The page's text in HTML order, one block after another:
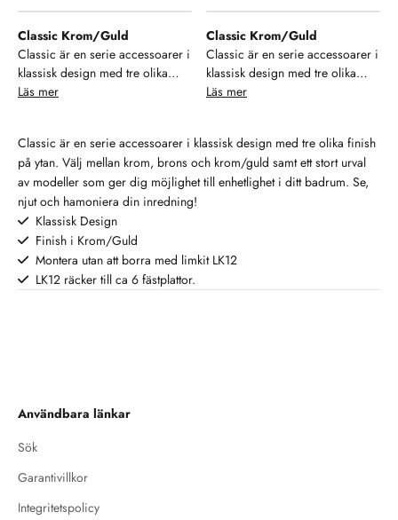
stort urval av modeller som ger
dig möjlighet till enhetlighet i ditt
badrum. Se, njut och hamoniera
din inredning!
stort urval av modeller som ger
dig möjlighet till enhetlighet i ditt
badrum. Se, njut och hamoniera
din inredning!
Classic Krom/Guld
Classic är en serie accessoarer i
klassisk design med tre olika
finish på ytan. Välj mellan krom,
dig möjlighet till enhetlighet i ditt
badrum. Se, njut och hamoniera
din inredning!
Läs mer
Classic Krom/Guld
Classic är en serie accessoarer i
klassisk design med tre olika
finish på ytan. Välj mellan krom,
dig möjlighet till enhetlighet i ditt
badrum. Se, njut och hamoniera
din inredning!
Läs mer
Classic är en serie accessoarer i klassisk design med tre olika finish
på ytan. Välj mellan krom, brons och krom/guld samt ett stort urval
av modeller som ger dig möjlighet till enhetlighet i ditt badrum. Se,
njut och hamoniera din inredning!
Klassisk Design
Finish i Krom/Guld
Montera utan att borra med limkit LK12
LK12 räcker till ca 6 fästplattor.
Användbara länkar
Sök
Garantivillkor
Integritetspolicy